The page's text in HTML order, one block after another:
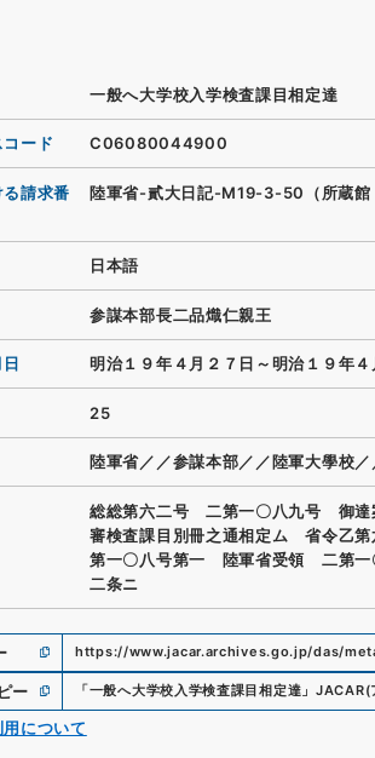
一般へ大学校入学検査課目相定達
ード C06080044900
請求番
陸軍省-貳大日記-M19-3-50（所蔵館
日本語
参謀本部長二品熾仁親王
明治１９年４月２７日～明治１９年４
25
陸軍省／／参謀本部／／陸軍大學校／
総総第六二号 二第一〇八九号 御達
審検査課目別冊之通相定ム 省令乙
第一〇八号第一 陸軍省受領 二第一
二条ニ
https://www.jacar.archives.go.jp/das/
ー 「一般へ大学校入学検査課目相定達 」 JACAR(
について